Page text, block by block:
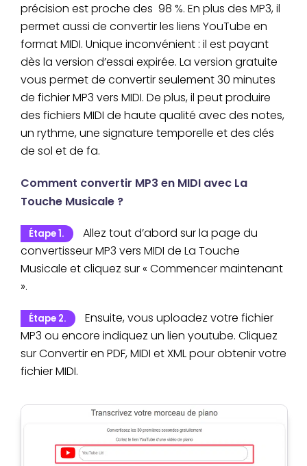
précision est proche des 98 %. En plus des MP3, il
permet aussi de convertir les liens YouTube en
format MIDI. Unique inconvénient : il est payant
dès la version d’essai expirée. La version gratuite
vous permet de convertir seulement 30 minutes
de fichier MP3 vers MIDI. De plus, il peut produire
des fichiers MIDI de haute qualité avec des notes,
un rythme, une signature temporelle et des clés
de sol et de fa.
Comment convertir MP3 en MIDI avec La
Touche Musicale ?
Étape 1.
Allez tout d’abord sur la page du
convertisseur MP3 vers MIDI de La Touche
Musicale et cliquez sur « Commencer maintenant
».
Étape 2.
Ensuite, vous uploadez votre fichier
MP3 ou encore indiquez un lien youtube. Cliquez
sur Convertir en PDF, MIDI et XML pour obtenir votre
fichier MIDI.